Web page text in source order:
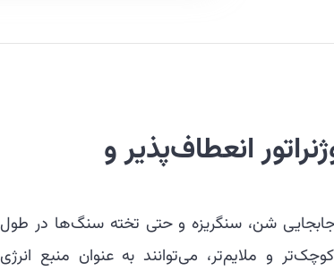
انعطاف‌پذیر و
جابجایی شن، سنگریزه و حتی تخته سنگ‌ها در طول
و ملایم‌تر، می‌توانند به عنوان منبع انرژی